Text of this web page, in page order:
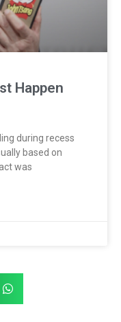
Happen
during recess
based on
was